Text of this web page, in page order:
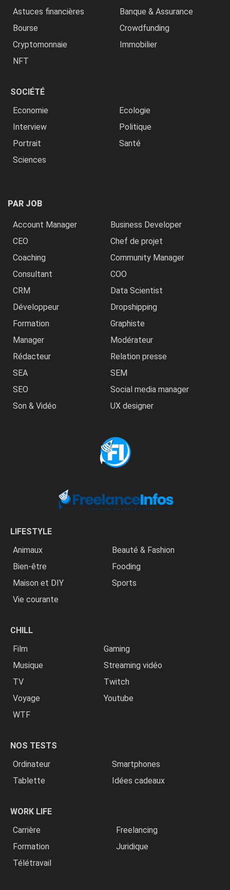
Astuces financières
Banque & Assurance
Bourse
Crowdfunding
Cryptomonnaie
Immobilier
NFT
SOCIÉTÉ
Economie
Ecologie
Interview
Politique
Portrait
Santé
Sciences
PAR JOB
Account Manager
Business Developer
CEO
Chef de projet
Coaching
Community Manager
Consultant
COO
CRM
Data Scientist
Développeur
Dropshipping
Formation
Graphiste
Manager
Modérateur
Rédacteur
Relation presse
SEA
SEM
SEO
Social media manager
Son & Vidéo
UX designer
LIFESTYLE
Animaux
Beauté & Fashion
Bien-être
Fooding
Maison et DIY
Sports
Vie courante
CHILL
Film
Gaming
Musique
Streaming vidéo
TV
Twitch
Voyage
Youtube
WTF
NOS TESTS
Ordinateur
Smartphones
Tablette
Idées cadeaux
WORK LIFE
Carrière
Freelancing
Formation
Juridique
Télétravail